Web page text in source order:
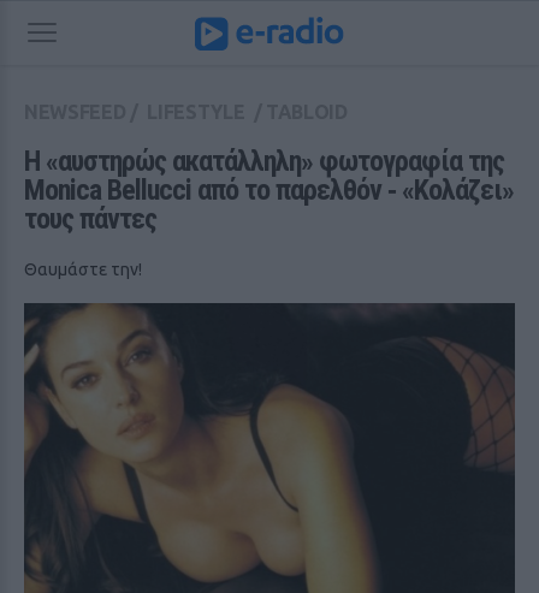
Η «αυστηρώς ακατάλληλη» φωτογραφία της
Monica Bellucci από το παρελθόν ‑ «Κολάζει»
τους πάντες
Θαυμάστε την!